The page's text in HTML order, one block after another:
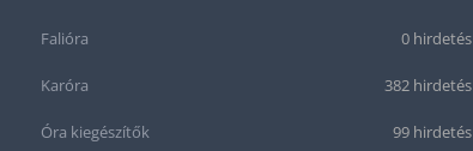
Falióra 0 hirdetés
Karóra 382 hirdetés
Óra kiegészítők 99 hirdetés